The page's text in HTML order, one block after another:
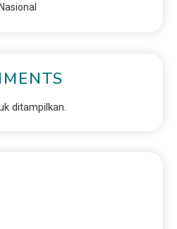
ditampilkan.